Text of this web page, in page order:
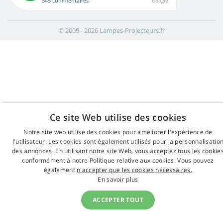
© 2009 - 2026 Lampes-Projecteurs.fr
Ce site Web utilise des cookies
Notre site web utilise des cookies pour améliorer l'expérience de
l'utilisateur. Les cookies sont également utilisés pour la
des annonces. En utilisant notre site Web, vous acceptez tous les
conformément à notre Politique relative aux cookies. Vous pouvez
également n'accepter que les cookies nécessaires.
En savoir plus
ACCEPTER TOUT